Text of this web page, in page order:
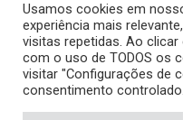
Usamos cookies em
experiência mais
visitas repetidas. Ao clicar
com o uso de TODOS os
visitar "Configurações de
consentimento controlado.